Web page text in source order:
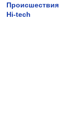
Происшествия
Hi-tech